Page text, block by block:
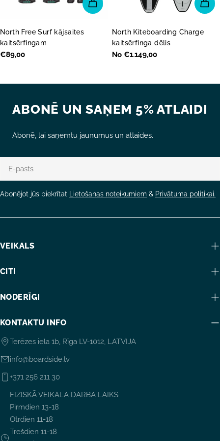
PIEVIENOT GROZAM
North Free Surf kājsaites
kaitsērfingam
Parastā
€89,00
North Kiteboarding Charge
kaitsērfinga dēlis
Parastā
No €1.149,00
ABONĒ UN SAŅEM 5% ATLAIDI
Abonē, lai saņemtu jaunumus un atlaides.
pasts
Abonējot jūs piekrītat Lietošanas noteikumiem & Privātuma politikai.
VEIKALS
CITI
NODERĪGI
KONTAKTU INFO
Terēzes iela 1b, Rīga LV-1012, LATVIJA
info@boardside.lv
+371 256 211 30
FIZISKĀ VEIKALA DARBA LAIKS
Pirmdien 13-18
Otrdien 11-18
Trešdien 11-18